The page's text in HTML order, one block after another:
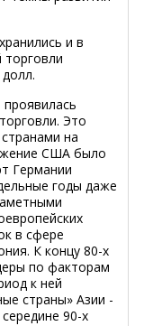
и в
Это
на
США было
Германии
годы даже
в сфере
К концу 80-х
по факторам
к ней
страны» Азии -
90-х